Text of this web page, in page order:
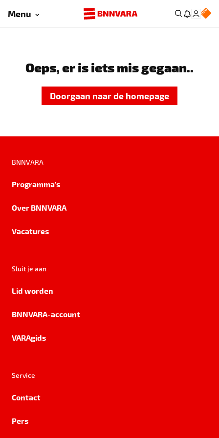
Menu
Oeps, er is iets mis gegaan..
Doorgaan naar de homepage
BNNVARA
Programma's
Over BNNVARA
Vacatures
Sluit je aan
Lid worden
BNNVARA-account
VARAgids
Service
Contact
Pers